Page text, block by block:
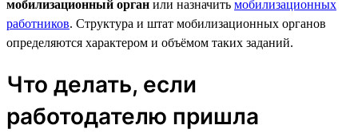
мобилизационный орган или назначить мобилизационных
работников. Структура и штат мобилизационных органов
определяются характером и объёмом таких заданий.
Что делать, если
работодателю пришла